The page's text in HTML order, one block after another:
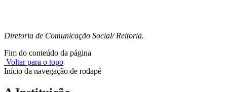
Diretoria de Comunicação Social/ Reitoria.
Fim do conteúdo da página
Voltar para o topo
Início da navegação de rodapé